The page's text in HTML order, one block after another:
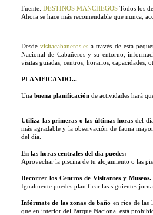
Fuente: DESTINOS MANCHEGOS Todos los
Ahora se hace más recomendable que nunca,
Desdevisitacabaneros.es a través de esta
Nacional de Cabañeros y su entorno,
visitas guiadas, centros, horarios, capacidades,
PLANIFICANDO...
Una buena planificación de actividades hará
Utiliza las primeras o las últimas horas del
más agradable y la observación de fauna
del día.
En las horas centrales del día puedes:
Aprovechar la piscina de tu alojamiento o las
Recorrer los Centros de Visitantes y Museos.
Igualmente puedes planificar las siguientes
Infórmate de las zonas de baño en ríos de las
que en interior del Parque Nacional está